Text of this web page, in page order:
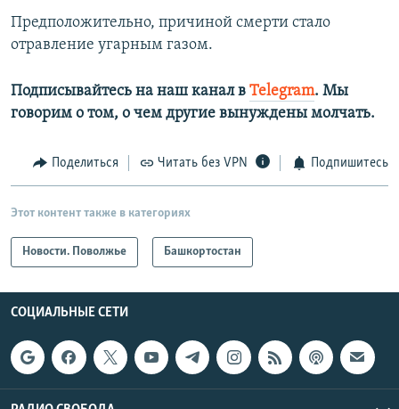
Предположительно, причиной смерти стало
отравление угарным газом.
Подписывайтесь на наш канал в Telegram. Мы
говорим о том, о чем другие вынуждены молчать.
Поделиться Читать без VPN Подпишитесь
Этот контент также в категориях
Новости. Поволжье Башкортостан
СОЦИАЛЬНЫЕ СЕТИ